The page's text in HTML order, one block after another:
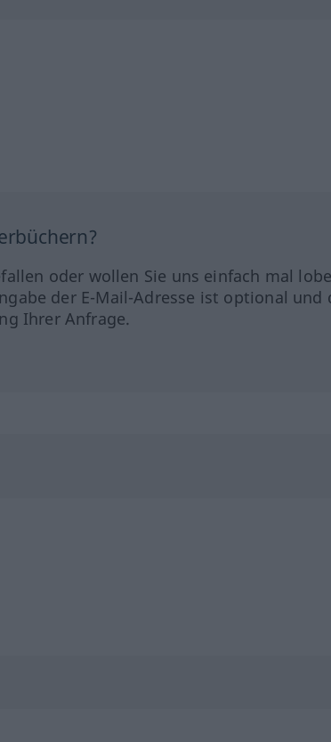
oder wollen Sie uns einfach mal
der E-Mail-Adresse ist optional und
Ihrer Anfrage.